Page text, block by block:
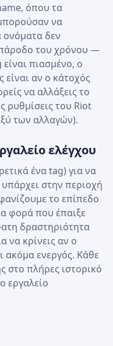
όπου τα
να
ονόματα δεν
του χρόνου —
πιασμένο, ο
αν ο κάτοχός
να αλλάξεις το
ρυθμίσεις του Riot
των αλλαγών).
ελέγχου
ένα tag) για να
στην περιοχή
το επίπεδο
φορά που έπαιξε
δραστηριότητα
να κρίνεις αν ο
ακόμα ενεργός. Κάθε
στο πλήρες ιστορικό
εργαλείο